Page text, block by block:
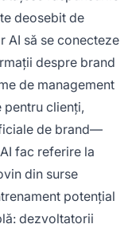
deosebit de
AI să se conecteze
despre brand
de management
pentru clienți,
de brand—
fac referire la
din surse
potențial
dezvoltatorii